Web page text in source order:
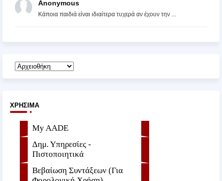
Anonymous
Κάποια παιδιά είναι ιδιαίτερα τυχερά αν έχουν την ...
ΧΡΉΣΙΜΑ
My AADE
Δημ. Υπηρεσίες -
Πιστοποιητικά
Βεβαίωση Συντάξεων (Για